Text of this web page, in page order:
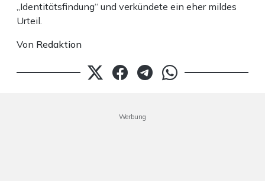
„Identitätsfindung“ und verkündete ein eher mildes
Urteil.
Von Redaktion
Werbung